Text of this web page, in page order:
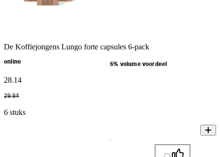
De Koffiejongens Lungo forte capsules 6-pack
online 6% volume voordeel
28.14
29.94
6 stuks